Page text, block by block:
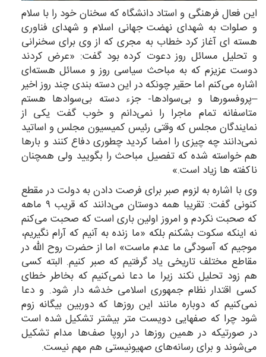
این فعال فرهنگی و استاد دانشگاه که سخنان خود را با سلام
و صلوات به شهدای نهضت جهانی اسلام و شهدای فناوری
هسته ای آغاز کرد خطاب به مجری که از وی برای سخنرانی
و تحلیل مسائل روز دعوت کرده بود گفت: «عرض کردند
دوست عزیزم که به مباحث سیاسی روز و مسائل هسته‌ای
اشاره می‌کنم اما حقیر چونکه در این دسته بندی چند روز اخیر
–پروفسورها و بی‌سوادها- جزء دسته بی‌سوادها هستم
متاسفانه تمام ماجرا را نمی‌دانم و خوب گفت یکی از
نمایندگان مجلس که وقتی رئیس کمیسیون مجلس و اساتید
نمی‌دانند چه چیزی را امضا کردید چطوری دفاع کنند و بارها
هم خواسته شده که تفصیل مباحث را بگویید ولی همچنان
ناکفته ها زیاد است.»
وی با اشاره به لزوم صبر برای فرصت دادن به دولت در مقطع
کنونی گفت: تقریبا همه دوستان می‌دانند که قریب ۹ ماهه
که صحبت نکردم و امروز اولین باری است که صحبت می‌کنم
نه اینکه سکوت بشکنم بلکه «ما زنده به آنیم که آرام نگیریم،
موجیم که آسودگی ما عدم ماست» اما از حضرت روح الله در
مقاطع مختلف تاریخی یاد گرفتیم که صبر کنیم. البته کسی
هم زود تحلیل نکند زیرا ما دعا نمی‌کنیم که بخاطر خطای
کسی اقتدار نظام جمهوری اسلامی خدشه دار شود. و دعا
نمی‌کنیم که دوباره مانند این روزها که دوربین بیگانه زوم
شود چرا که صفهایی دویست متر بیشتر تشکیل شده است
در صورتیکه در همین روزها در اروپا صف‌ها مدام تشکیل
می‌شوند و برای رسانه‌های صهیونیستی هم مهم نیست.